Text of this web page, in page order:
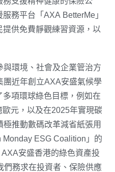
務平台「AXA BetterMe」
供免費靜觀練習資源，以
環境、社會及企業管治方
團近年創立AXA安盛氣候學
項環球綠色目標，例如在
元，以及在2025年實現碳
推動數碼改革減省紙張用
ESG Coalition」的
安盛香港的綠色資產投
們務求在投資者、保險供應